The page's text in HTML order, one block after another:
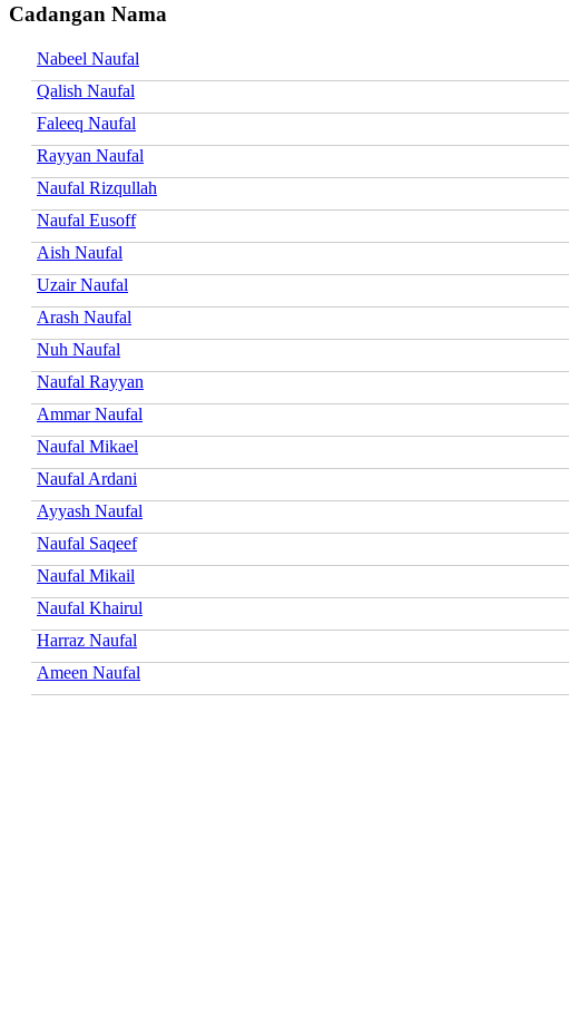
Cadangan Nama
Nabeel Naufal
Qalish Naufal
Faleeq Naufal
Rayyan Naufal
Naufal Rizqullah
Naufal Eusoff
Aish Naufal
Uzair Naufal
Arash Naufal
Nuh Naufal
Naufal Rayyan
Ammar Naufal
Naufal Mikael
Naufal Ardani
Ayyash Naufal
Naufal Saqeef
Naufal Mikail
Naufal Khairul
Harraz Naufal
Ameen Naufal